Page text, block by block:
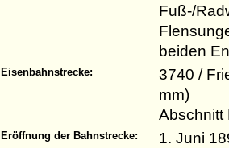
Fuß-/
beiden
Eisenbahnstrecke:
3740 /
mm)
Abschnitt
Eröffnung der Bahnstrecke:
1. Juni